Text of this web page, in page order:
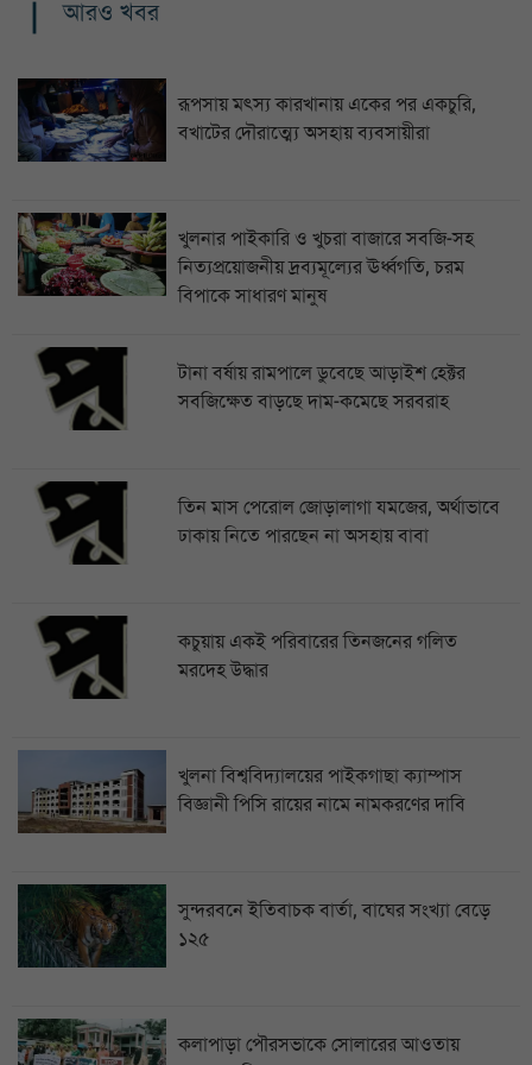
আরও খবর
রূপসায় মৎস্য কারখানায় একের পর একচুরি,
বখাটের দৌরাত্ম্যে অসহায় ব্যবসায়ীরা
খুলনার পাইকারি ও খুচরা বাজারে সবজি-সহ
নিত্যপ্রয়োজনীয় দ্রব্যমূল্যের ঊর্ধ্বগতি, চরম
বিপাকে সাধারণ মানুষ
টানা বর্ষায় রামপালে ডুবেছে আড়াইশ হেক্টর
সবজিক্ষেত বাড়ছে দাম-কমেছে সরবরাহ
তিন মাস পেরোল জোড়ালাগা যমজের, অর্থাভাবে
ঢাকায় নিতে পারছেন না অসহায় বাবা
কচুয়ায় একই পরিবারের তিনজনের গলিত
মরদেহ উদ্ধার
খুলনা বিশ্ববিদ্যালয়ের পাইকগাছা ক্যাম্পাস
বিজ্ঞানী পিসি রায়ের নামে নামকরণের দাবি
সুন্দরবনে ইতিবাচক বার্তা, বাঘের সংখ্যা বেড়ে
১২৫
কলাপাড়া পৌরসভাকে সোলারের আওতায়